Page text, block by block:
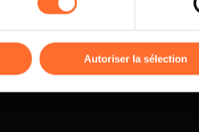
des cookies non nécessaires.
Autoriser la sélection